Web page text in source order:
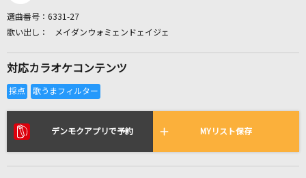
リアルタイムで歌われている曲の一覧
選曲番号： 6331-27
メイダンウォミェンドェイジェ
対応カラオケコンテンツ
デンモクアプリで予約 MYリスト保存